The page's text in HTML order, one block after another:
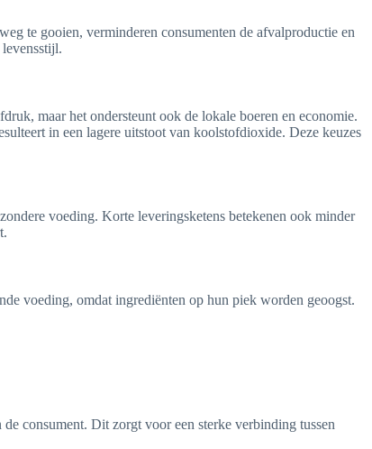
te gooien, verminderen consumenten de afvalproductie en
maar het ondersteunt ook de lokale boeren en economie.
in een lagere uitstoot van koolstofdioxide. Deze keuzes
voeding. Korte leveringsketens betekenen ook minder
voeding, omdat ingrediënten op hun piek worden geoogst.
consument. Dit zorgt voor een sterke verbinding tussen